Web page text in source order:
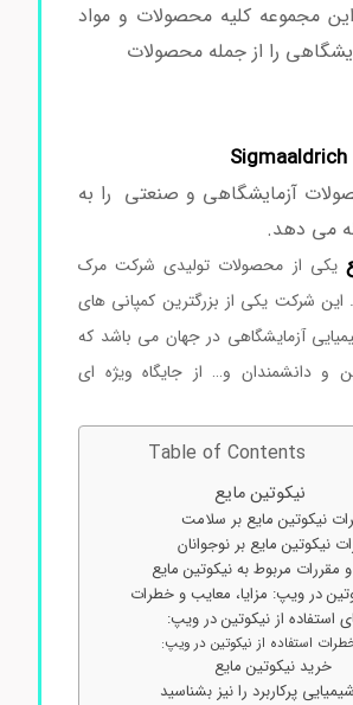
کلیه محصولات و مواد
را از جمله محصولات
آزمایشگاهی و صنعتی را به
می دهد.
از محصولات تولیدی شرکت مرک
شرکت یکی از بزرگترین کمپانی های
آزمایشگاهی در جهان می باشد که
دانشمندان و… از جایگاه ویژه ای
Table of Contents
نیکوتین مایع
نیکوتین مایع بر سلامت
نیکوتین مایع بر نوجوانان
مربوط به نیکوتین مایع
در ویپ: مزایا، معایب و خطرات
استفاده از نیکوتین در ویپ:
استفاده از نیکوتین در ویپ:
خرید نیکوتین مایع
پرکاربرد را نیز بشناسید